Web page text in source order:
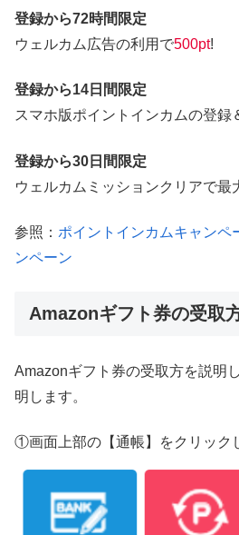
登録から72時間限定
ウェルカム広告の利用で500pt!
登録から14日間限定
スマホ版ポイントインカムの登録
登録から30日間限定
ウェルカムミッションクリアで最
参照： ポイントインカムキャン
ンペーン
Amazonギフト券の受取
Amazonギフト券の受取方を説明
明します。
①画面上部の【通帳】をクリック